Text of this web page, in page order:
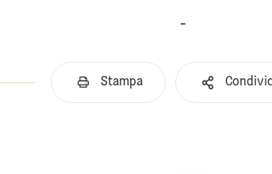
-
Stampa